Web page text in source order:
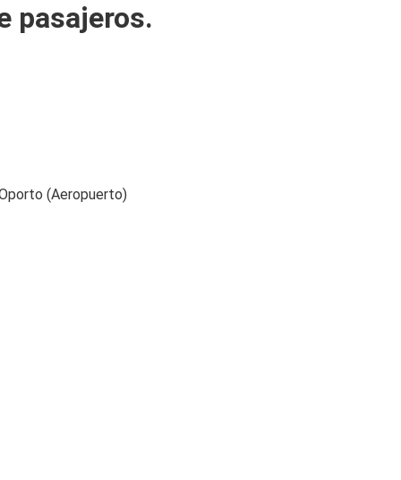
pasajeros.
(Aeropuerto)